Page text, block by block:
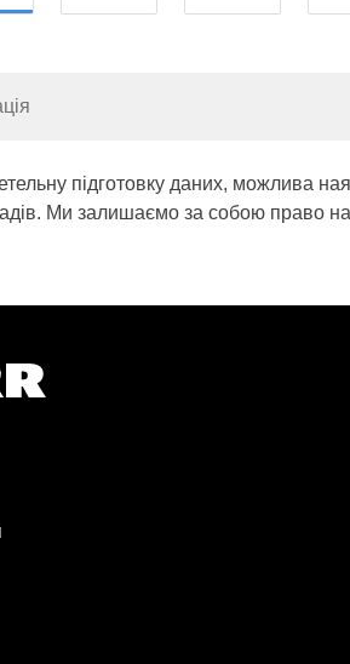
підготовку даних, можлива
Ми залишаємо за собою право